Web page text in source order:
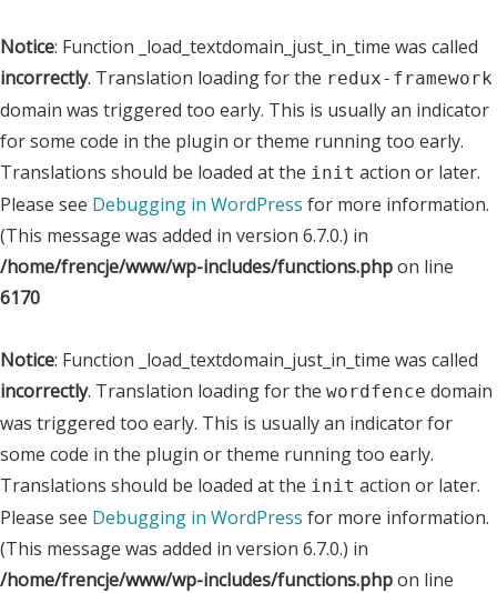
Notice: Function _load_textdomain_just_in_time was called
incorrectly. Translation loading for the redux-framework
domain was triggered too early. This is usually an indicator
for some code in the plugin or theme running too early.
Translations should be loaded at the init action or later.
Please see Debugging in WordPress for more information.
(This message was added in version 6.7.0.) in
/home/frencje/www/wp-includes/functions.phpon line
6170
Notice: Function _load_textdomain_just_in_time was called
incorrectly. Translation loading for the wordfence domain
was triggered too early. This is usually an indicator for
some code in the plugin or theme running too early.
Translations should be loaded at the init action or later.
Please see Debugging in WordPress for more information.
(This message was added in version 6.7.0.) in
/home/frencje/www/wp-includes/functions.phpon line